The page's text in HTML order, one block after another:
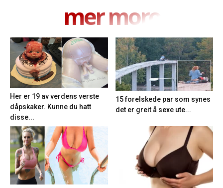
mer moro
Her er 19 av verdens verste
dåpskaker. Kunne du hatt
disse...
15 forelskede par som synes
det er greit å sexe ute...